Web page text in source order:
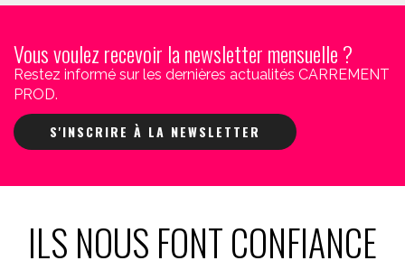
Vous voulez recevoir la newsletter mensuelle ?
Restez informé sur les dernières actualités CARREMENT
PROD.
S'INSCRIRE À LA NEWSLETTER
ILS NOUS FONT CONFIANCE